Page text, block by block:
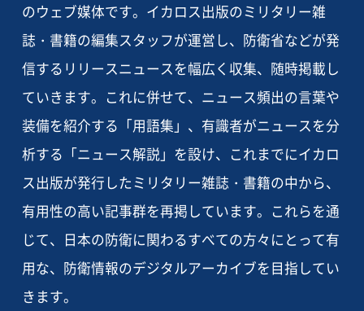
のウェブ媒体です。イカロス出版のミリタリー雑
誌・書籍の編集スタッフが運営し、防衛省などが発
信するリリースニュースを幅広く収集、随時掲載し
ていきます。これに併せて、ニュース頻出の言葉や
装備を紹介する「用語集」、有識者がニュースを分
析する「ニュース解説」を設け、これまでにイカロ
ス出版が発行したミリタリー雑誌・書籍の中から、
有用性の高い記事群を再掲しています。これらを通
じて、日本の防衛に関わるすべての方々にとって有
用な、防衛情報のデジタルアーカイブを目指してい
きます。